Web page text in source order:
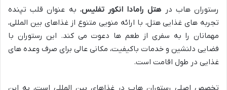
رستوران هاب در هتل رامادا انکور تفلیس، به عنوان قلب تپنده
تجربه های غذایی هتل، با ارائه منویی متنوع از غذاهای بین المللی،
مهمانان را به سفری از طعم ها دعوت می کند. این رستوران با
فضایی دلنشین و خدمات باکیفیت، مکانی عالی برای صرف وعده های
غذایی در طول اقامت است.
تخصص اصلی رستوران هاب در غذاهای بین المللی است، به این